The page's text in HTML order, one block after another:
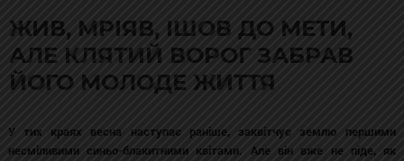
ЖИВ, МРІЯВ, ІШОВ ДО МЕТИ,
АЛЕ КЛЯТИЙ ВОРОГ ЗАБРАВ
ЙОГО МОЛОДЕ ЖИТТЯ
У тих краях весна наступає раніше, заквітчує землю першими
несміливими синьо-блакитними квітами. Але він вже не піде, як